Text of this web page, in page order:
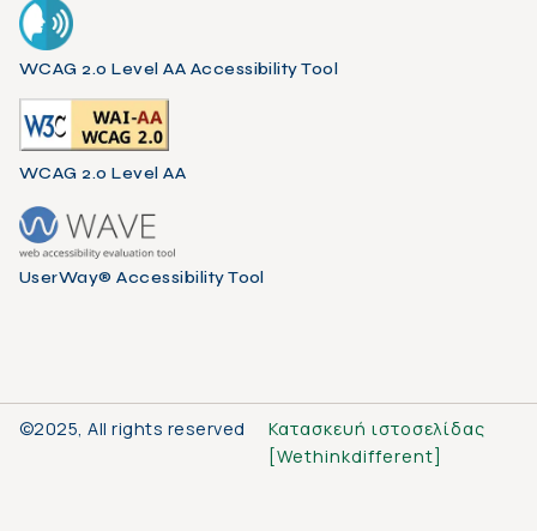
WCAG 2.0 Level AA Accessibility Tool
WCAG 2.0 Level AA
UserWay® Accessibility Tool
©2025, All rights reserved
Κατασκευή ιστοσελίδας
[Wethinkdifferent]